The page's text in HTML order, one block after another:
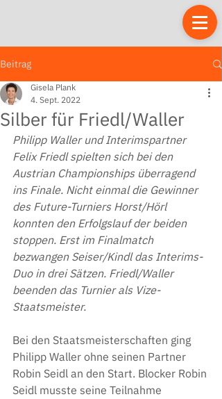
Beitrag
Silber für Friedl/Waller
Gisela Plank
4. Sept. 2022
Philipp Waller und Interimspartner
Felix Friedl spielten sich bei den
Austrian Championships überragend
ins Finale. Nicht einmal die Gewinner
des Future-Turniers Horst/Hörl
konnten den Erfolgslauf der beiden
stoppen. Erst im Finalmatch
bezwangen Seiser/Kindl das Interims-
Duo in drei Sätzen. Friedl/Waller
beenden das Turnier als Vize-
Staatsmeister.
Bei den Staatsmeisterschaften ging
Philipp Waller ohne seinen Partner
Robin Seidl an den Start. Blocker Robin
Seidl musste seine Teilnahme